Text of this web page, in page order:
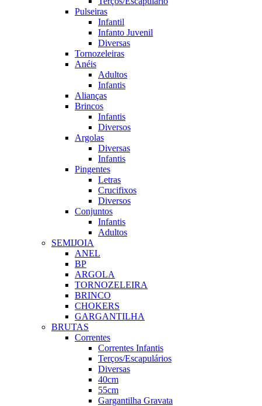
Pulseiras
Infantil
Infanto Juvenil
Diversas
Tornozeleiras
Anéis
Adultos
Infantis
Alianças
Brincos
Infantis
Diversos
Argolas
Diversas
Infantis
Pingentes
Letras
Crucifixos
Diversos
Conjuntos
Infantis
Adultos
SEMIJOIA
ANEL
BP
ARGOLA
TORNOZELEIRA
BRINCO
CHOKERS
GARGANTILHA
BRUTAS
Correntes
Correntes Infantis
Terços/Escapulários
Diversas
40cm
55cm
Gargantilha Gravata